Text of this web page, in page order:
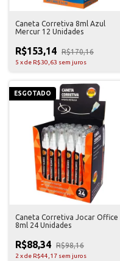
Caneta Corretiva 8ml Azul
Mercur 12 Unidades
R$153,14 R$170,16
5 xde R$30,63 sem juros
ESGOTADO
Caneta Corretiva Jocar Office
8ml 24 Unidades
R$88,34 R$98,16
2 xde R$44,17 sem juros